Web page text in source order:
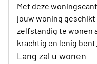
Met deze
jouw woning
zelfstandig te wonen
krachtig en lenig bent.
Lang zal u wonen